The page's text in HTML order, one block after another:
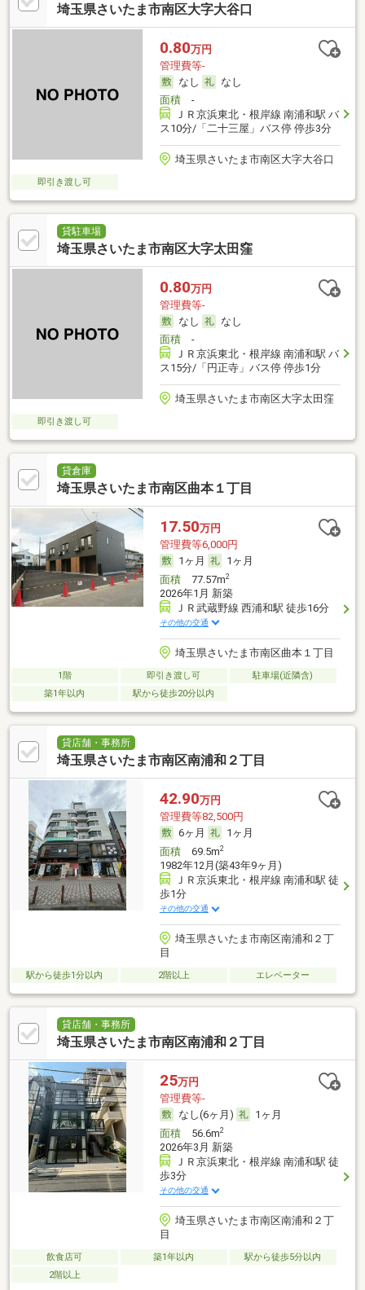
埼玉県さいたま市南区大字大谷口
0.80万円
管理費等-
なし
なし
面積-
ＪＲ京浜東北・根岸線 南浦和駅 バ
ス10分/「二十三屋」バス停 停歩3分
埼玉県さいたま市南区大字大谷口
即引き渡し可
貸駐車場
埼玉県さいたま市南区大字太田窪
0.80万円
管理費等-
なし
なし
面積-
ＪＲ京浜東北・根岸線 南浦和駅 バ
ス15分/「円正寺」バス停 停歩1分
埼玉県さいたま市南区大字太田窪
即引き渡し可
貸倉庫
埼玉県さいたま市南区曲本１丁目
17.50万円
管理費等6,000円
1ヶ月
1ヶ月
面積77.57m2
2026年1月 新築
ＪＲ武蔵野線 西浦和駅 徒歩16分
その他の交通
埼玉県さいたま市南区曲本１丁目
1階 即引き渡し可
駐車場(近隣含)
築1年以内
駅から徒歩20分以内
貸店舗・事務所
埼玉県さいたま市南区南浦和２丁目
42.90万円
管理費等82,500円
6ヶ月
1ヶ月
面積69.5m2
1982年12月(築43年9ヶ月)
ＪＲ京浜東北・根岸線 南浦和駅 徒
歩1分
その他の交通
埼玉県さいたま市南区南浦和２丁
目
駅から徒歩1分以内 2階以上 エレベーター
貸店舗・事務所
埼玉県さいたま市南区南浦和２丁目
25万円
管理費等-
なし(6ヶ月)
1ヶ月
面積56.6m2
2026年3月 新築
ＪＲ京浜東北・根岸線 南浦和駅 徒
歩3分
その他の交通
埼玉県さいたま市南区南浦和２丁
目
飲食店可 築1年以内
駅から徒歩5分以内
2階以上